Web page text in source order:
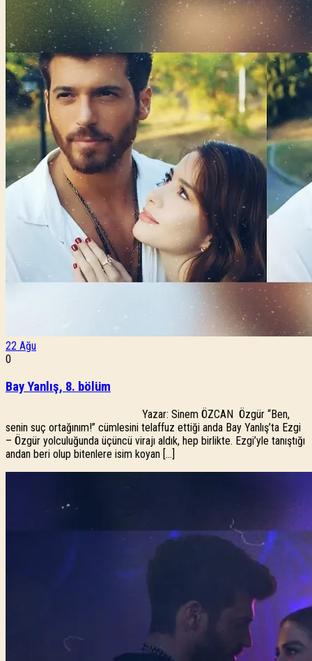
22 Ağu
0
Bay Yanlış, 8. bölüm
Yazar: Sinem ÖZCAN Özgür “Ben,
senin suç ortağınım!” cümlesini telaffuz ettiği anda Bay Yanlış’ta Ezgi
– Özgür yolculuğunda üçüncü virajı aldık, hep birlikte. Ezgi’yle tanıştığı
andan beri olup bitenlere isim koyan […]